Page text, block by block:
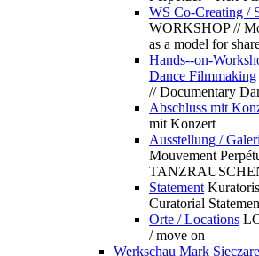
WS Co-Creating /
WORKSHOP //
as a model for
Hands--on-
Dance Filmmaking
// Documentary
Abschluss mit
mit Konzert
Ausstellung /
Mouvement
Statement
Curatorial
Orte / Locations
/ move on
Werkschau Mark